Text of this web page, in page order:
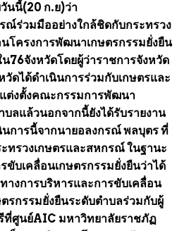
วันนี้(20 ก.ย)ว่า
ณ์ร่วมมืออย่างใกล้ชิดกับกระทรวง
โครงการพัฒนาเกษตรกรรมยั่งยืน
76จังหวัดโดยผู้ว่าราชการจังหวัด
ดได้ดำเนินการร่วมกับเกษตรและ
ต่งตั้งคณะกรรมการพัฒนา
บลแล้วนอกจากนี้ยังได้รับรายงาน
การนี้จากนายอลงกรณ์ พลบุตร ที่
ทรวงเกษตรและสหกรณ์ ในฐานะ
บเคลื่อนเกษตรกรรมยั่งยืนว่าได้
างการบริหารและการขับเคลื่อน
กรรมยั่งยืนระดับตำบลร่วมกับผู้
ที่ศูนย์AIC มหาวิทยาลัยราชภัฏ